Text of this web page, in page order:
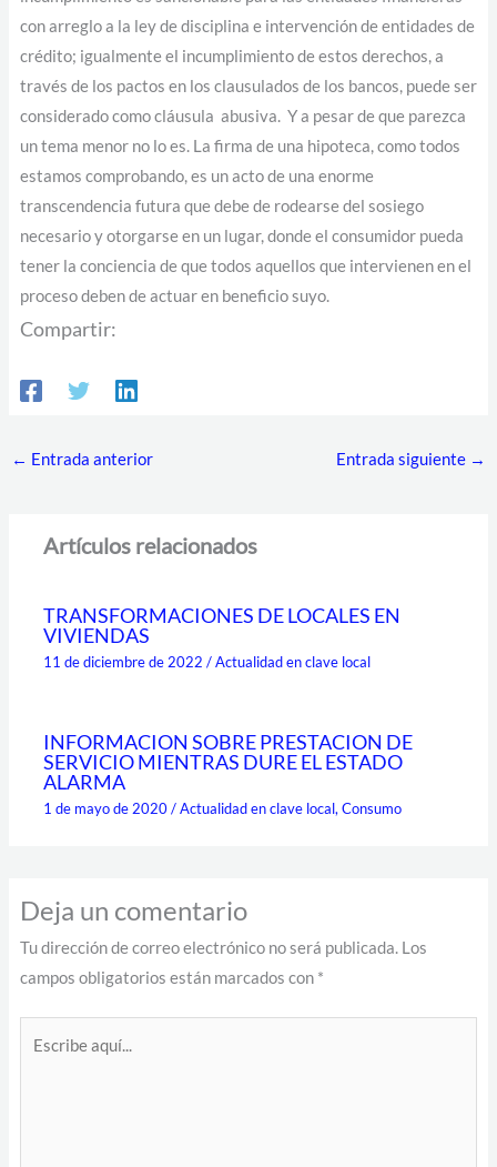
con arreglo a la ley de disciplina e intervención de entidades de
crédito; igualmente el incumplimiento de estos derechos, a
través de los pactos en los clausulados de los bancos, puede ser
considerado como cláusula abusiva. Y a pesar de que parezca
un tema menor no lo es. La firma de una hipoteca, como todos
estamos comprobando, es un acto de una enorme
transcendencia futura que debe de rodearse del sosiego
necesario y otorgarse en un lugar, donde el consumidor pueda
tener la conciencia de que todos aquellos que intervienen en el
proceso deben de actuar en beneficio suyo.
Compartir:
← Entrada anterior Entrada siguiente →
Artículos relacionados
TRANSFORMACIONES DE LOCALES EN
VIVIENDAS
11 de diciembre de 2022/Actualidad en clave local
INFORMACION SOBRE PRESTACION DE
SERVICIO MIENTRAS DURE EL ESTADO
ALARMA
1 de mayo de 2020/Actualidad en clave local,Consumo
Deja un comentario
Tu dirección de correo electrónico no será publicada. Los
campos obligatorios están marcados con *